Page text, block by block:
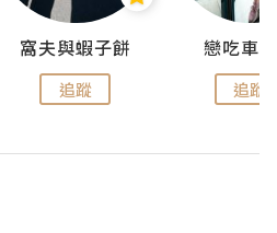
窩夫與蝦子餅
追蹤
戀吃車
追蹤